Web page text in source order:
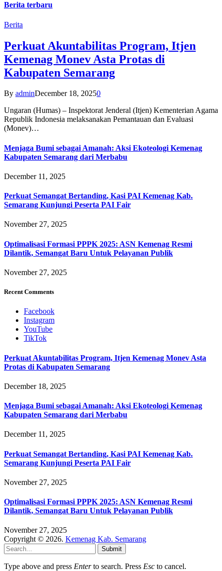
Berita terbaru
Berita
Perkuat Akuntabilitas Program, Itjen
Kemenag Monev Asta Protas di
Kabupaten Semarang
By adminDecember 18, 20250
Ungaran (Humas) – Inspektorat Jenderal (Itjen) Kementerian Agama
Republik Indonesia melaksanakan Pemantauan dan Evaluasi
(Monev)…
Menjaga Bumi sebagai Amanah: Aksi Ekoteologi Kemenag
Kabupaten Semarang dari Merbabu
December 11, 2025
Perkuat Semangat Bertanding, Kasi PAI Kemenag Kab.
Semarang Kunjungi Peserta PAI Fair
November 27, 2025
Optimalisasi Formasi PPPK 2025: ASN Kemenag Resmi
Dilantik, Semangat Baru Untuk Pelayanan Publik
November 27, 2025
Recent Comments
Facebook
Instagram
YouTube
TikTok
Perkuat Akuntabilitas Program, Itjen Kemenag Monev Asta
Protas di Kabupaten Semarang
December 18, 2025
Menjaga Bumi sebagai Amanah: Aksi Ekoteologi Kemenag
Kabupaten Semarang dari Merbabu
December 11, 2025
Perkuat Semangat Bertanding, Kasi PAI Kemenag Kab.
Semarang Kunjungi Peserta PAI Fair
November 27, 2025
Optimalisasi Formasi PPPK 2025: ASN Kemenag Resmi
Dilantik, Semangat Baru Untuk Pelayanan Publik
November 27, 2025
Copyright © 2026. Kemenag Kab. Semarang
Submit
Type above and press Enterto search. Press Esc to cancel.